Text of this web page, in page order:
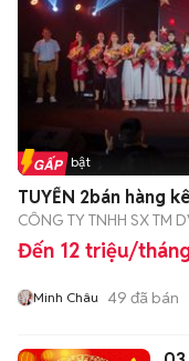
Tin nổi bật
CÔNG TY TNHH SX TM
Đến 12 triệu/
Minh Châu 49 đã bán